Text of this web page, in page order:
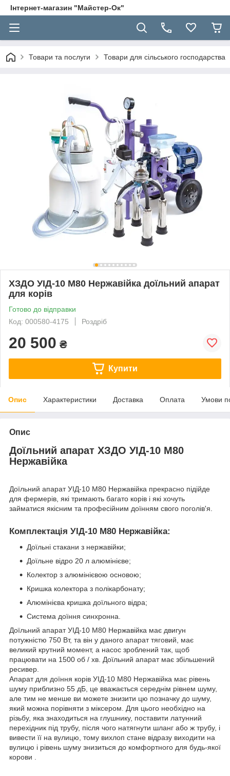
Інтернет-магазин "Майстер-Ок"
Товари та послуги Товари для сільського господарства
ХЗДО УІД-10 М80 Нержавійка доїльний апарат
для корів
Готово до відправки
Код: 000580-4175
Роздріб
20 500 ₴
Купити
Опис Характеристики Доставка Оплата Умови
Опис
Доїльний апарат ХЗДО УІД-10 М80
Нержавійка
Доїльний апарат УІД-10 М80 Нержавійка прекрасно підійде
для фермерів, які тримають багато корів і які хочуть
займатися якісним та професійним доїнням свого поголів'я.
Комплектація УІД-10 М80 Нержавійка:
Доїльні стакани з нержавійки;
Доїльне відро 20 л алюмінієве;
Колектор з алюмінієвою основою;
Кришка колектора з полікарбонату;
Алюмінієва кришка доїльного відра;
Система доїння синхронна.
Доїльний апарат УІД-10 М80 Нержавійка має двигун
потужністю 750 Вт, та він у даного апарат тяговий, має
великий крутний момент, а насос зроблений так, щоб
працювати на 1500 об / хв. Доїльний апарат має збільшений
ресивер.
Апарат для доїння корів УІД-10 М80 Нержавійка має рівень
шуму приблизно 55 дБ, це вважається середнім рівнем шуму,
але тим не менше ви можете знизити цю позначку до шуму,
який можна порівняти з міксером. Для цього необхідно на
різьбу, яка знаходиться на глушнику, поставити латунний
перехідник під трубу, після чого натягнути шланг або ж трубу, і
вивести її на вулицю, тому вихлоп стане відразу виходити на
вулицю і рівень шуму знизиться до комфортного для будь-якої
корови .